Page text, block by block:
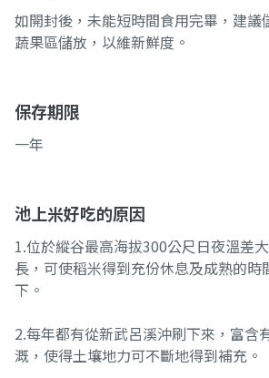
如開封後，未能短時間食用完畢，建議
蔬果區儲放，以維新鮮度。
保存期限
一年
池上米好吃的原因
1.位於縱谷最高海拔300公尺日夜溫差
長，可使稻米得到充份休息及成熟的時
下。
2.每年都有從新武呂溪沖刷下來，富含
溉，使得土壤地力可不斷地得到補充。